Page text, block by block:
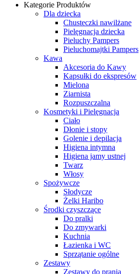
Kategorie Produktów
Dla dziecka
Chusteczki nawilżane
Pielęgnacja dziecka
Pieluchy Pampers
Pieluchomajtki Pampers
Kawa
Akcesoria do Kawy
Kapsułki do ekspresów
Mielona
Ziarnista
Rozpuszczalna
Kosmetyki i Pielęgnacja
Ciało
Dłonie i stopy
Golenie i depilacja
Higiena intymna
Higiena jamy ustnej
Twarz
Włosy
Spożywcze
Słodycze
Żelki Haribo
Środki czyszczące
Do pralki
Do zmywarki
Kuchnia
Łazienka i WC
Sprzątanie ogólne
Zestawy
Zestawy do prania